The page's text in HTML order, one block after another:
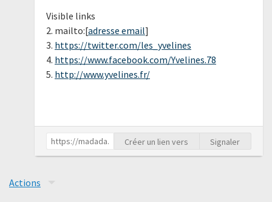
Visible links
2. mailto:[adresse email]
3. https://twitter.com/les_yvelines
4. https://www.facebook.com/Yvelines.78
5. http://www.yvelines.fr/
Créer un lien vers Signaler
Actions